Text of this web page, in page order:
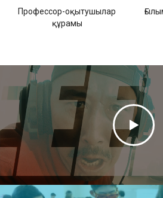
Профессор-оқытушылар
құрамы